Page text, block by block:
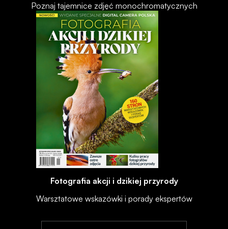
Poznaj tajemnice zdjęć monochromatycznych
Fotografia akcji i dzikiej przyrody
Warsztatowe wskazówki i porady ekspertów